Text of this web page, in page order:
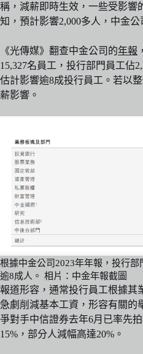
稱，減薪即時生效，一些受影響
知，預計影響2,000多人，中金
《光傳媒》翻查中金公司的年報
15,327名員工，投行部門員工佔
估計影響逾8成投行員工。若以
薪影響。
根據中金公司2023年年報，投行
逾8成人。 相片：中金年報截圖
報道形容，通常投行員工根據其
急劇削減基本工資，形容有關的
爭對手中信證券去年6月已率先
15%，部分人減幅高達20%。